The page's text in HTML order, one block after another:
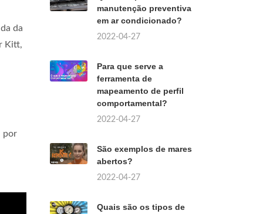
da
Kitt,
por
manutenção preventiva
em ar condicionado?
2022-04-27
Para que serve a
ferramenta de
mapeamento de perfil
comportamental?
2022-04-27
São exemplos de mares
abertos?
2022-04-27
Quais são os tipos de